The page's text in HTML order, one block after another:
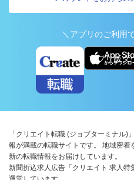
＼アプリのご利用
アプリ版ダ
「クリエイト転職 (ジョブターミナル
報が満載の転職サイトです。 地域密
新の転職情報をお届けしています。
新聞折込求人広告「クリエイト 求人